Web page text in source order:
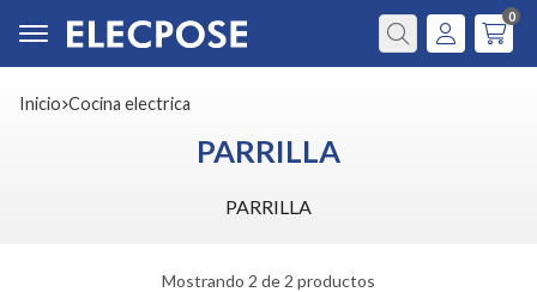
Buscar
0
Inicio cocina electrica
PARRILLA
PARRILLA
Mostrando 2 de 2 productos